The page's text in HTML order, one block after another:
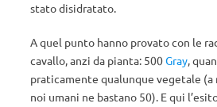
stato disidratato.
A quel punto hanno provato con le
cavallo, anzi da pianta: 500Gray,
praticamente qualunque vegetale
noi umani ne bastano 50). E qui